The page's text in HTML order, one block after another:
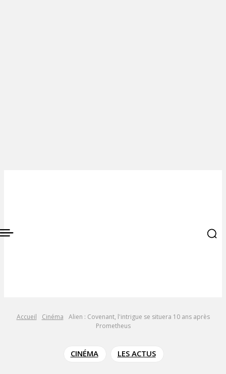
Accueil Cinéma
Alien : Covenant, l'intrigue se situera 10 ans après
Prometheus
CINÉMA LES ACTUS